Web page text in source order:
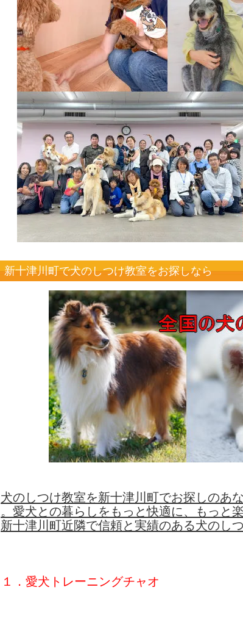
新十津川町で犬のしつけ教室をお探しなら
犬のしつけ教室を新十津川町でお探しのあ
。愛犬との暮らしをもっと快適に、もっと楽
新十津川町近隣で信頼と実績のある犬のし
１．愛犬トレーニングチャオ